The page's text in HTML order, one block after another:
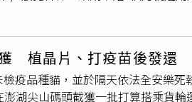
防人員、義勇消防人員或其他依
有條件免強制接種疫苗農業部防檢
施打狂犬病疫苗，不過由於犬隻為
人、護照已逾期或所剩效期少於6
件式線上申換護照系統」線上申換
事處領取新護照。●7/1起菲律賓旅
日開始，持台灣護照人士，如以觀
別。軍人出國7/1起可優先登機 須
植晶片、打疫苗後發還
疫品種貓，並於隔天依法全安樂
湖尖山碼頭截獲一批打算搭乘貨輪